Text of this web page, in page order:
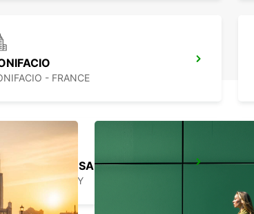
- FRANCE
CERVO (SARDINIA)
- ITALY